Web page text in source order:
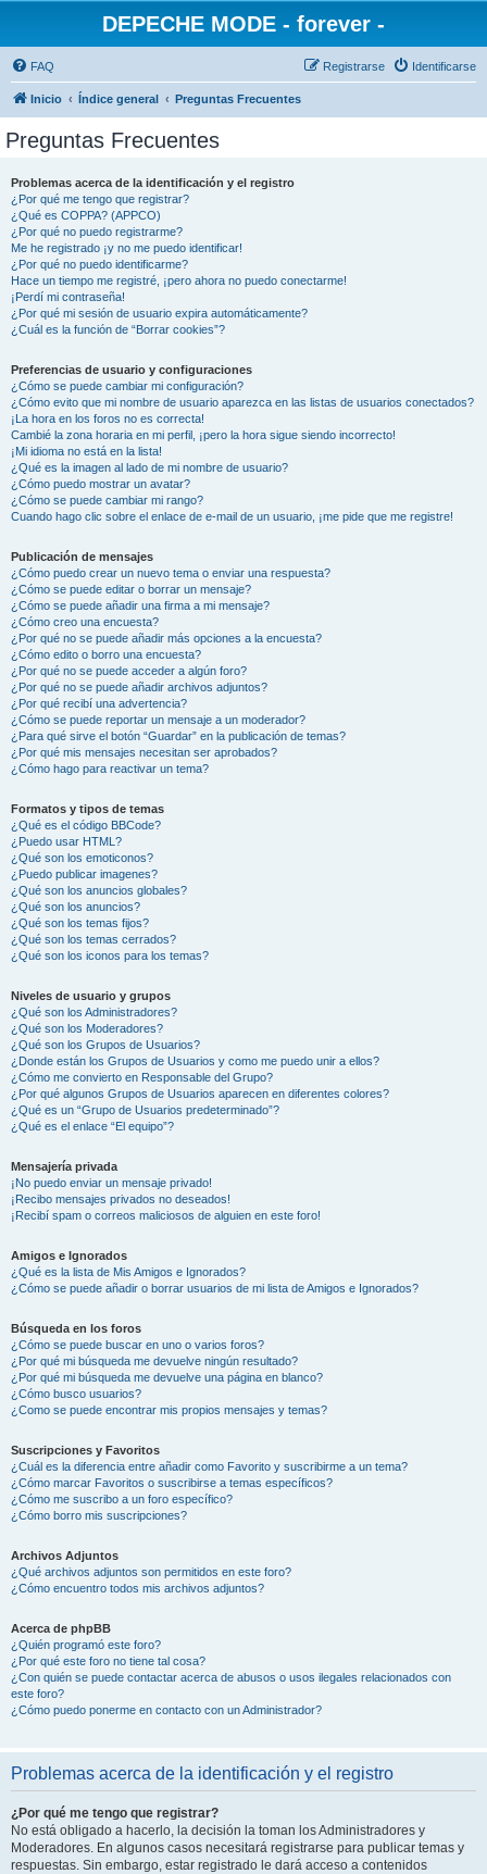
DEPECHE MODE - forever -
FAQ Identificarse
Registrarse
Inicio Índice general Preguntas Frecuentes
Preguntas Frecuentes
Problemas acerca de la identificación y el registro
¿Por qué me tengo que registrar?
¿Qué es COPPA? (APPCO)
¿Por qué no puedo registrarme?
Me he registrado ¡y no me puedo identificar!
¿Por qué no puedo identificarme?
Hace un tiempo me registré, ¡pero ahora no puedo conectarme!
¡Perdí mi contraseña!
¿Por qué mi sesión de usuario expira automáticamente?
¿Cuál es la función de “Borrar cookies”?
Preferencias de usuario y configuraciones
¿Cómo se puede cambiar mi configuración?
¿Cómo evito que mi nombre de usuario aparezca en las listas de usuarios conectados?
¡La hora en los foros no es correcta!
Cambié la zona horaria en mi perfil, ¡pero la hora sigue siendo incorrecto!
¡Mi idioma no está en la lista!
¿Qué es la imagen al lado de mi nombre de usuario?
¿Cómo puedo mostrar un avatar?
¿Cómo se puede cambiar mi rango?
Cuando hago clic sobre el enlace de e-mail de un usuario, ¡me pide que me registre!
Publicación de mensajes
¿Cómo puedo crear un nuevo tema o enviar una respuesta?
¿Cómo se puede editar o borrar un mensaje?
¿Cómo se puede añadir una firma a mi mensaje?
¿Cómo creo una encuesta?
¿Por qué no se puede añadir más opciones a la encuesta?
¿Cómo edito o borro una encuesta?
¿Por qué no se puede acceder a algún foro?
¿Por qué no se puede añadir archivos adjuntos?
¿Por qué recibí una advertencia?
¿Cómo se puede reportar un mensaje a un moderador?
¿Para qué sirve el botón “Guardar” en la publicación de temas?
¿Por qué mis mensajes necesitan ser aprobados?
¿Cómo hago para reactivar un tema?
Formatos y tipos de temas
¿Qué es el código BBCode?
¿Puedo usar HTML?
¿Qué son los emoticonos?
¿Puedo publicar imagenes?
¿Qué son los anuncios globales?
¿Qué son los anuncios?
¿Qué son los temas fijos?
¿Qué son los temas cerrados?
¿Qué son los iconos para los temas?
Niveles de usuario y grupos
¿Qué son los Administradores?
¿Qué son los Moderadores?
¿Qué son los Grupos de Usuarios?
¿Donde están los Grupos de Usuarios y como me puedo unir a ellos?
¿Cómo me convierto en Responsable del Grupo?
¿Por qué algunos Grupos de Usuarios aparecen en diferentes colores?
¿Qué es un “Grupo de Usuarios predeterminado”?
¿Qué es el enlace “El equipo”?
Mensajería privada
¡No puedo enviar un mensaje privado!
¡Recibo mensajes privados no deseados!
¡Recibí spam o correos maliciosos de alguien en este foro!
Amigos e Ignorados
¿Qué es la lista de Mis Amigos e Ignorados?
¿Cómo se puede añadir o borrar usuarios de mi lista de Amigos e Ignorados?
Búsqueda en los foros
¿Cómo se puede buscar en uno o varios foros?
¿Por qué mi búsqueda me devuelve ningún resultado?
¿Por qué mi búsqueda me devuelve una página en blanco?
¿Cómo busco usuarios?
¿Como se puede encontrar mis propios mensajes y temas?
Suscripciones y Favoritos
¿Cuál es la diferencia entre añadir como Favorito y suscribirme a un tema?
¿Cómo marcar Favoritos o suscribirse a temas específicos?
¿Cómo me suscribo a un foro específico?
¿Cómo borro mis suscripciones?
Archivos Adjuntos
¿Qué archivos adjuntos son permitidos en este foro?
¿Cómo encuentro todos mis archivos adjuntos?
Acerca de phpBB
¿Quién programó este foro?
¿Por qué este foro no tiene tal cosa?
¿Con quién se puede contactar acerca de abusos o usos ilegales relacionados con
este foro?
¿Cómo puedo ponerme en contacto con un Administrador?
Problemas acerca de la identificación y el registro
¿Por qué me tengo que registrar?
No está obligado a hacerlo, la decisión la toman los Administradores y
Moderadores. En algunos casos necesitará registrarse para publicar temas y
respuestas. Sin embargo, estar registrado le dará acceso a contenidos